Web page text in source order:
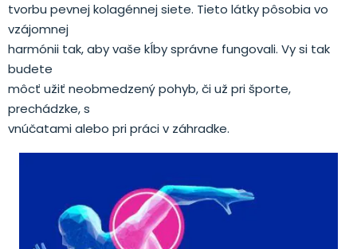
tvorbu pevnej kolagénnej siete. Tieto látky pôsobia vo
vzájomnej
harmónii tak, aby vaše kĺby správne fungovali. Vy si tak
budete
môcť užiť neobmedzený pohyb, či už pri športe,
prechádzke, s
vnúčatami alebo pri práci v záhradke.